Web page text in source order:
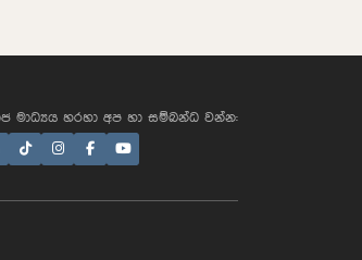
මාධ්‍යය හරහා අප හා සම්බන්ධ වන්න: